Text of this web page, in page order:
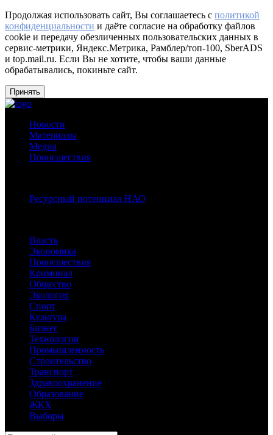
Продолжая использовать сайт, Вы соглашаетесь с политикой
конфиденциальности и даёте согласие на обработку файлов
cookie и передачу обезличенных пользовательских данных в
сервис-метрики, Яндекс.Метрика, Рамблер/топ-100, SberADS
и top.mail.ru. Если Вы не хотите, чтобы ваши данные
обрабатывались, покиньте сайт.
Принять
Новости
Материалы
Медиа
Происшествия
Ресурсный потенциал НАО
Власть
Экономика
Происшествия
Криминал
Общество
Экология
Спорт
Культура
Бизнес
Технологии
Промышленность
Строительство
Транспорт
Здравоохранение
Образование
ЖКХ
Выборы